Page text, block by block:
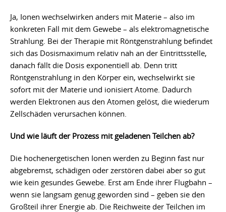
Ja, Ionen wechselwirken anders mit Materie – also im
konkreten Fall mit dem Gewebe – als elektromagnetische
Strahlung. Bei der Therapie mit Röntgenstrahlung befindet
sich das Dosismaximum relativ nah an der Eintrittsstelle,
danach fällt die Dosis exponentiell ab. Denn tritt
Röntgenstrahlung in den Körper ein, wechselwirkt sie
sofort mit der Materie und ionisiert Atome. Dadurch
werden Elektronen aus den Atomen gelöst, die wiederum
Zellschäden verursachen können.
Und wie läuft der Prozess mit geladenen Teilchen ab?
Die hochenergetischen Ionen werden zu Beginn fast nur
abgebremst, schädigen oder zerstören dabei aber so gut
wie kein gesundes Gewebe. Erst am Ende ihrer Flugbahn –
wenn sie langsam genug geworden sind – geben sie den
Großteil ihrer Energie ab. Die Reichweite der Teilchen im